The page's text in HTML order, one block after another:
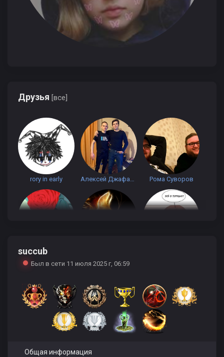
Друзья [все]
rory in early Рома Суворов
футбольчииик
June Амил Черватюк bench
succub
Был в сети 11 июля 2025 г, 06:59
Общая информация